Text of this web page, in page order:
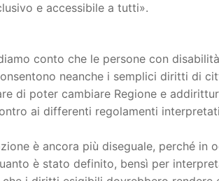
e accessibile a tutti».
conto che le persone con disabilità
neanche i semplici diritti di
di poter cambiare Regione e
ai differenti regolamenti
è ancora più diseguale, perché in
è stato definito, bensì per